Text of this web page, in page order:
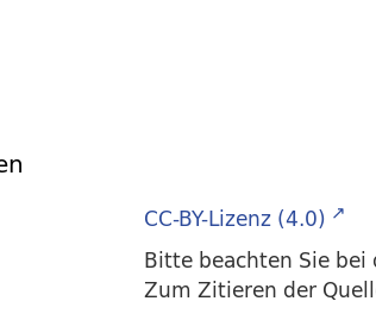
CC-BY-Lizenz (4.0)
Bitte beachten Sie
Zum Zitieren der